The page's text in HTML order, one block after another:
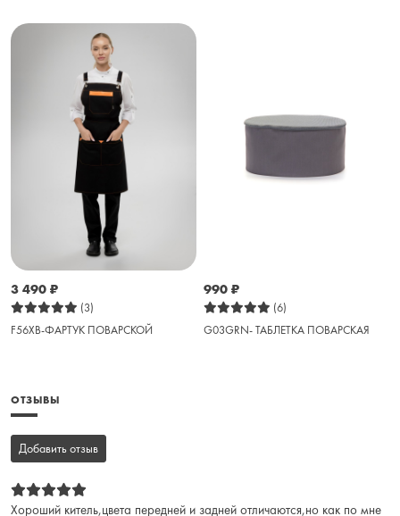
3 490 ₽
(3)
F56XB-ФАРТУК ПОВАРСКОЙ
990 ₽
(6)
G03GRN- ТАБЛЕТКА ПОВАРСКАЯ
ОТЗЫВЫ
Добавить отзыв
Хороший китель,цвета передней и задней отличаются,но как по мне